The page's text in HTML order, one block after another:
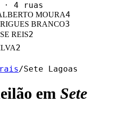
· 4 ruas
MOURA4
BRANCO3
REIS2
2
/Sete Lagoas
em Sete